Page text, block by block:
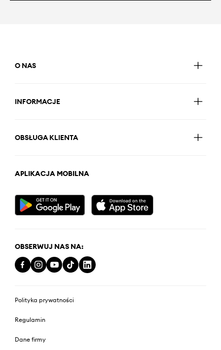
O NAS
INFORMACJE
OBSŁUGA KLIENTA
APLIKACJA MOBILNA
OBSERWUJ NAS NA:
Polityka prywatności
Regulamin
Dane firmy